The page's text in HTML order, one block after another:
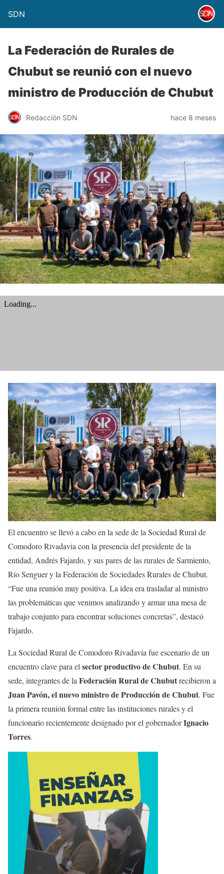
SDN
La Federación de Rurales de
Chubut se reunió con el nuevo
ministro de Producción de Chubut
Redacción SDN hace 8 meses
El encuentro se llevó a cabo en la sede de la Sociedad Rural de
Comodoro Rivadavia con la presencia del presidente de la
entidad, Andrés Fajardo, y sus pares de las rurales de Sarmiento,
Río Senguer y la Federación de Sociedades Rurales de Chubut.
“Fue una reunión muy positiva. La idea era trasladar al ministro
las problemáticas que venimos analizando y armar una mesa de
trabajo conjunto para encontrar soluciones concretas”, destacó
Fajardo.
La Sociedad Rural de Comodoro Rivadavia fue escenario de un
encuentro clave para elsector productivo de Chubut. En su
sede, integrantes de laFederación Rural de Chubutrecibieron a
Juan Pavón, el nuevo ministro de Producción de Chubut. Fue
la primera reunión formal entre las instituciones rurales y el
funcionario recientemente designado por el gobernadorIgnacio
Torres.